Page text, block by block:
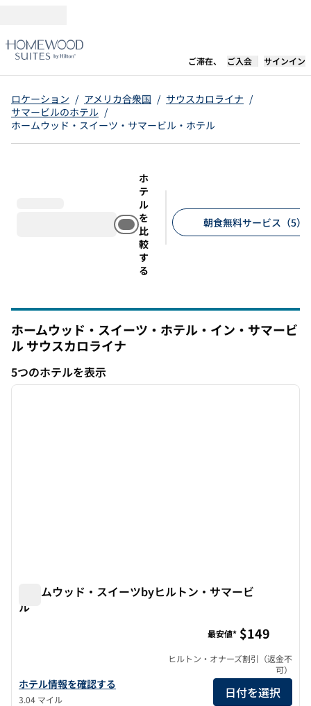
ご滞在、 新しいタブで開
ご入会 サインイン
ロケーション / アメリカ合衆国 / サウスカロライナ /
サマービルのホテル /
ホームウッド・スイーツ・サマービル・ホテル
ホ
テ
ル
を
比
較
す
る
朝食無料サービス（5）
ホームウッド・スイーツ・ホテル・イン・サマービ
ルサウスカロライナ
5つのホテルを表示
5つのホテルを表示
1/12
次の
ホームウッド・スイーツbyヒルトン・サマービ
ル
ホームウッド・スイーツbyヒルトン・サマービルの詳細を見る
ホテル情報を確認する
3.04 マイル
最安値* $149
ヒルトン・オナーズ割引（返金不
可）
日付を選択